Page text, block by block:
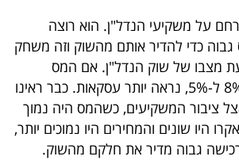
על משקיעי הנדל"ן. הוא רוצה
כדי להדיר אותם מהשוק וזה משחק
מצבו של שוק הנדל"ן. אם המס
למשקיעים יירד מ-8% ל-5%, נראה יותר עסקאות. כבר ראינו
קרה ב-2021 אצל ציבור המשקיעים, כשהמס היה נמוך
היו שונים והמחירים היו נמוכים יותר,
רכישה גבוה מדיר את חלקם מהשוק.